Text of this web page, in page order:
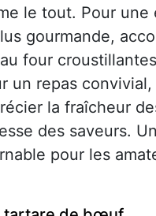
le tout. Pour une
gourmande,
four
un repas
la fraîcheur
des saveurs. Un
pour les